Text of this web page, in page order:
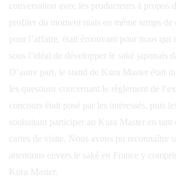
conversation avec les producteurs à propos
profiter du moment mais en même temps de
pour l’affaire, était émouvant pour nous qui
sous l’idéal de développer le saké japonais
D’autre part, le stand de Kura Master était
les questions concernant le règlement de
concours était posé par les intéressés, puis
souhaitant participer au Kura Master en tant
cartes de visite. Nous avons pu reconnaître
attentions envers le saké en France y
Kura Master.